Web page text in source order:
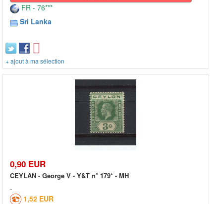
FR - 76***
Sri Lanka
+ ajout à ma sélection
0,90 EUR
CEYLAN - George V - Y&T n° 179* - MH
1,52 EUR